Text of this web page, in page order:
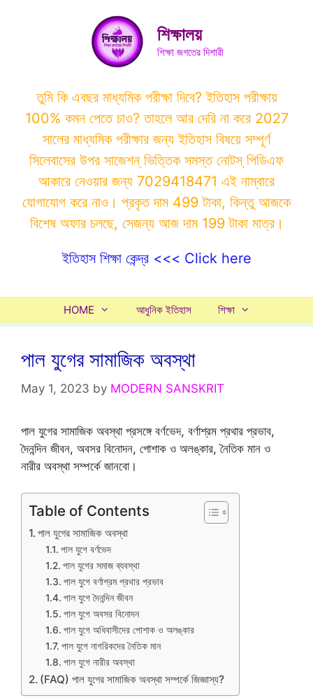
শিক্ষালয়
শিক্ষা জগতের দিশারী
তুমি কি এবছর মাধ্যমিক পরীক্ষা দিবে? ইতিহাস পরীক্ষায়
100% কমন পেতে চাও? তাহলে আর দেরি না করে 2027
সালের মাধ্যমিক পরীক্ষার জন্য ইতিহাস বিষয়ে সম্পূর্ণ
সিলেবাসের উপর সাজেশন্ ভিত্তিক সমস্ত নোটস্ পিডিএফ
আকারে নেওয়ার জন্য 7029418471 এই নাম্বারে
যোগাযোগ করে নাও। প্রকৃত দাম 499 টাকা, কিন্তু আজকে
বিশেষ অফার চলছে, সেজন্য আজ দাম 199 টাকা মাত্র।
ইতিহাস শিক্ষা কেন্দ্র <<< Click here
HOME আধুনিক ইতিহাস শিক্ষা
পাল যুগের সামাজিক অবস্থা
May 1, 2023 by MODERN SANSKRIT
পাল যুগের সামাজিক অবস্থা প্রসঙ্গে বর্ণভেদ, বর্ণাশ্রম প্রথার প্রভাব,
দৈনন্দিন জীবন, অবসর বিনোদন, পোশাক ও অলঙ্কার, নৈতিক মান ও
নারীর অবস্থা সম্পর্কে জানবো।
Table of Contents
পাল যুগের সামাজিক অবস্থা
পাল যুগে বর্ণভেদ
পাল যুগের সমাজ ব্যবস্থা
পাল যুগে বর্ণাশ্রম প্রথার প্রভাব
পাল যুগে দৈনন্দিন জীবন
পাল যুগে অবসর বিনোদন
পাল যুগে অধিবাসীদের পোশাক ও অলঙ্কার
পাল যুগে নাগরিকদের নৈতিক মান
পাল যুগে নারীর অবস্থা
(FAQ) পাল যুগের সামাজিক অবস্থা সম্পর্কে জিজ্ঞাস্য?